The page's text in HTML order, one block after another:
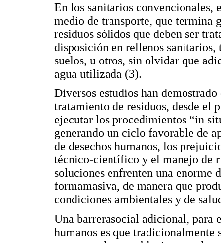
En los sanitarios convencionales,
medio de transporte, que termina
residuos sólidos que deben ser
disposición en rellenos
suelos, u otros, sin olvidar que
agua utilizada (3).
Diversos estudios han
tratamiento de residuos, desde el
ejecutar los procedimientos “in
generando un ciclo favorable de
de desechos humanos, los
técnico-científico y el manejo de
soluciones enfrenten una enorme
formamasiva, de manera que
condiciones ambientales y de
Una barrerasocial adicional, para
humanos es que tradicionalmente